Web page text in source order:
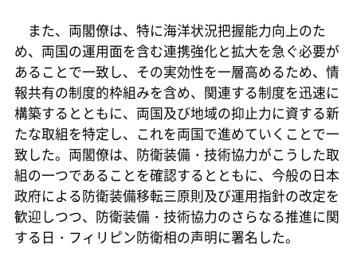
また、両閣僚は、特に海洋状況把握能力向上のた
め、両国の運用面を含む連携強化と拡大を急ぐ必要が
あることで一致し、その実効性を一層高めるため、情
報共有の制度的枠組みを含め、関連する制度を迅速に
構築するとともに、両国及び地域の抑止力に資する新
たな取組を特定し、これを両国で進めていくことで一
致した。両閣僚は、防衛装備・技術協力がこうした取
組の一つであることを確認するとともに、今般の日本
政府による防衛装備移転三原則及び運用指針の改定を
歓迎しつつ、防衛装備・技術協力のさらなる推進に関
する日・フィリピン防衛相の声明に署名した。